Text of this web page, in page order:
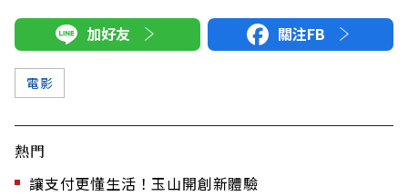
加好友 關注FB
電影
熱門
讓支付更懂生活！玉山開創新體驗